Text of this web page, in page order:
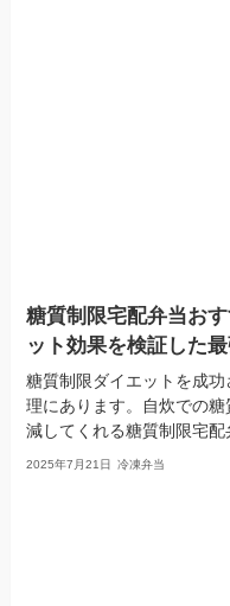
糖質制限宅配弁当お
ット効果を検証した
糖質制限ダイエットを成
理にあります。自炊での
減してくれる糖質制限宅
2025年7月21日 冷凍弁当